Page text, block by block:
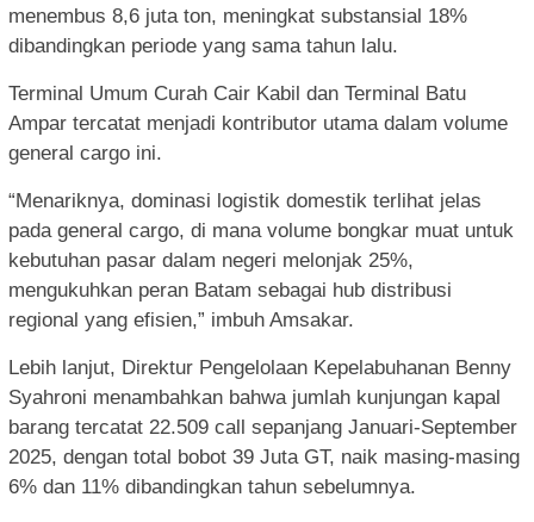
menembus 8,6 juta ton, meningkat substansial 18%
dibandingkan periode yang sama tahun lalu.
Terminal Umum Curah Cair Kabil dan Terminal Batu
Ampar tercatat menjadi kontributor utama dalam volume
general cargo ini.
“Menariknya, dominasi logistik domestik terlihat jelas
pada general cargo, di mana volume bongkar muat untuk
kebutuhan pasar dalam negeri melonjak 25%,
mengukuhkan peran Batam sebagai hub distribusi
regional yang efisien,” imbuh Amsakar.
Lebih lanjut, Direktur Pengelolaan Kepelabuhanan Benny
Syahroni menambahkan bahwa jumlah kunjungan kapal
barang tercatat 22.509 call sepanjang Januari-September
2025, dengan total bobot 39 Juta GT, naik masing-masing
6% dan 11% dibandingkan tahun sebelumnya.